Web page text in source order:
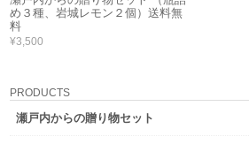
め３種、岩城レモン２個）送料無
料
¥3,500
PRODUCTS
瀬戸内からの贈り物セット